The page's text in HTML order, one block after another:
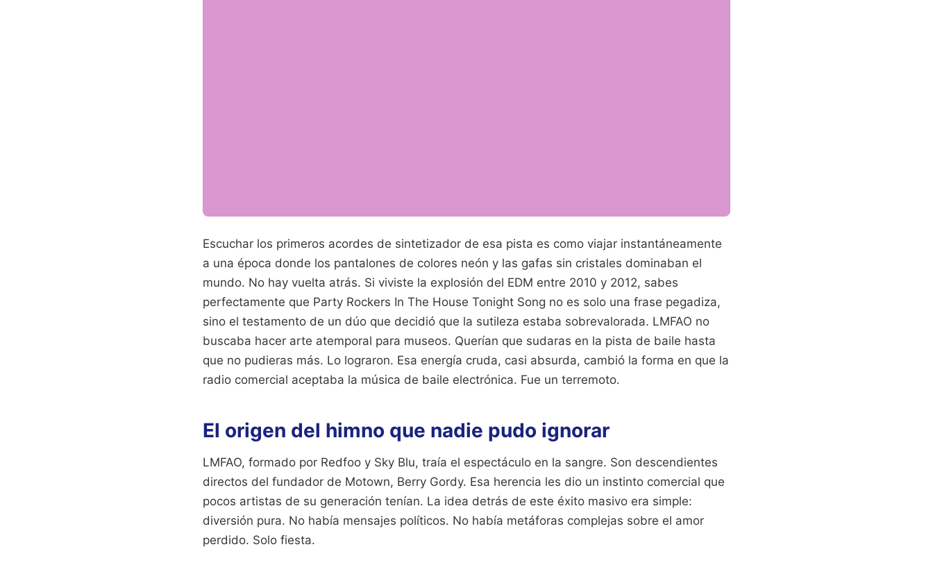
Escuchar los primeros acordes de sintetizador de esa pista es como viajar instantáneamente
a una época donde los pantalones de colores neón y las gafas sin cristales dominaban el
mundo. No hay vuelta atrás. Si viviste la explosión del EDM entre 2010 y 2012, sabes
perfectamente que Party Rockers In The House Tonight Song no es solo una frase pegadiza,
sino el testamento de un dúo que decidió que la sutileza estaba sobrevalorada. LMFAO no
buscaba hacer arte atemporal para museos. Querían que sudaras en la pista de baile hasta
que no pudieras más. Lo lograron. Esa energía cruda, casi absurda, cambió la forma en que la
radio comercial aceptaba la música de baile electrónica. Fue un terremoto.
El origen del himno que nadie pudo ignorar
LMFAO, formado por Redfoo y Sky Blu, traía el espectáculo en la sangre. Son descendientes
directos del fundador de Motown, Berry Gordy. Esa herencia les dio un instinto comercial que
pocos artistas de su generación tenían. La idea detrás de este éxito masivo era simple:
diversión pura. No había mensajes políticos. No había metáforas complejas sobre el amor
perdido. Solo fiesta.